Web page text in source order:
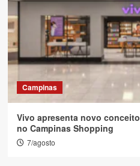
Campinas
Vivo apresenta novo
no Campinas Shopping
7/agosto